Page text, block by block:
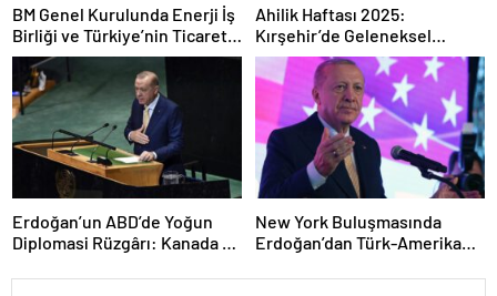
BM Genel Kurulunda Enerji İş
Birliği ve Türkiye’nin Ticaret
Hedefleri: Bayraktar’ın
Açıklamaları
Ahilik Haftası 2025:
Kırşehir’de Geleneksel
Kutlama ve Kültürel Mirasın
Yaşatılması
Erdoğan’un ABD’de Yoğun
Diplomasi Rüzgârı: Kanada ve
Adımlar
New York Buluşmasında
Erdoğan’dan Türk-Amerikan